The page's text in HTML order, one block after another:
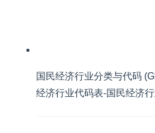
国民经济行业分类与代码
经济行业代码表-国民经济